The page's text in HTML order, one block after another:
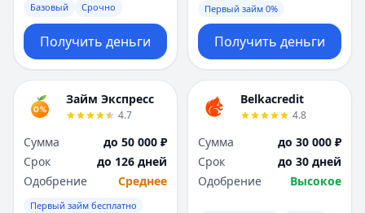
Базовый Срочно
Получить деньги
Первый займ 0%
Получить деньги
Займ Экспресс
4.7
Сумма
до 50 000 ₽
Срок
до 126 дней
Одобрение
Среднее
Первый займ бесплатно
Belkacredit
4.8
Сумма
до 30 000 ₽
Срок
до 30 дней
Одобрение
Высокое